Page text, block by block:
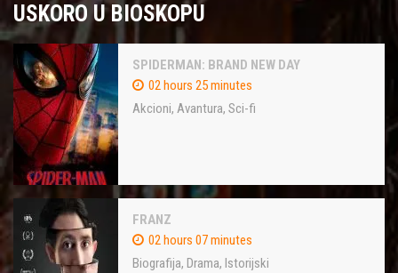
USKORO U BIOSKOPU
SPIDERMAN: BRAND NEW DAY
02 hours 25 minutes
Akcioni, Avantura, Sci-fi
FRANZ
02 hours 07 minutes
Biografija, Drama, Istorijski